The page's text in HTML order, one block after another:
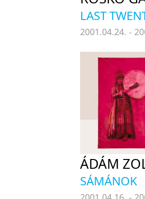
LAST
2001.04.24. -
ÁDÁM
SÁMÁNOK